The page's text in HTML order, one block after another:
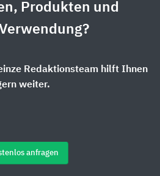
Produkten und
Redaktionsteam hilft Ihnen
weiter.
anfragen